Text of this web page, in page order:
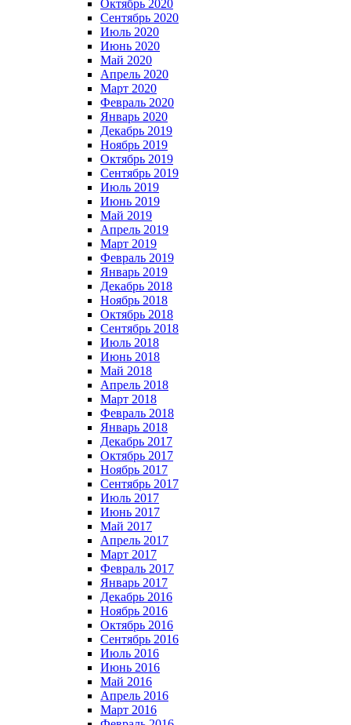
Октябрь 2020
Сентябрь 2020
Июль 2020
Июнь 2020
Май 2020
Апрель 2020
Март 2020
Февраль 2020
Январь 2020
Декабрь 2019
Ноябрь 2019
Октябрь 2019
Сентябрь 2019
Июль 2019
Июнь 2019
Май 2019
Апрель 2019
Март 2019
Февраль 2019
Январь 2019
Декабрь 2018
Ноябрь 2018
Октябрь 2018
Сентябрь 2018
Июль 2018
Июнь 2018
Май 2018
Апрель 2018
Март 2018
Февраль 2018
Январь 2018
Декабрь 2017
Октябрь 2017
Ноябрь 2017
Сентябрь 2017
Июль 2017
Июнь 2017
Май 2017
Апрель 2017
Март 2017
Февраль 2017
Январь 2017
Декабрь 2016
Ноябрь 2016
Октябрь 2016
Сентябрь 2016
Июль 2016
Июнь 2016
Май 2016
Апрель 2016
Март 2016